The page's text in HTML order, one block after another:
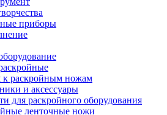
приборы
к раскройным ножам
и аксессуары
для раскройного оборудования
ленточные ножи